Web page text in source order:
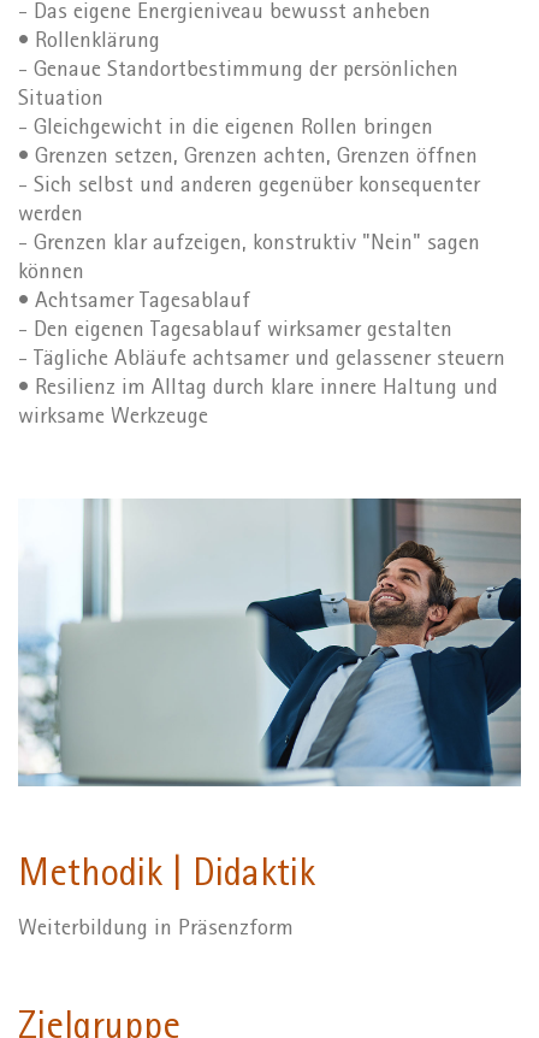
- Das eigene Energieniveau bewusst anheben
• Rollenklärung
- Genaue Standortbestimmung der persönlichen
Situation
- Gleichgewicht in die eigenen Rollen bringen
• Grenzen setzen, Grenzen achten, Grenzen öffnen
- Sich selbst und anderen gegenüber konsequenter
werden
- Grenzen klar aufzeigen, konstruktiv "Nein" sagen
können
• Achtsamer Tagesablauf
- Den eigenen Tagesablauf wirksamer gestalten
- Tägliche Abläufe achtsamer und gelassener steuern
• Resilienz im Alltag durch klare innere Haltung und
wirksame Werkzeuge
Methodik | Didaktik
Weiterbildung in Präsenzform